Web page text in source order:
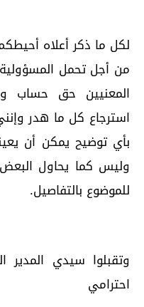
لكل ما ذكر أعلاه
من أجل تحمل المسؤولية
المعنيين حق حساب
استرجاع كل ما هدر
بأي توضيح يمكن أن
وليس كما يحاول البعض
للموضوع بالتفاصيل.
وتقبلوا سيدي المدير
احترامي